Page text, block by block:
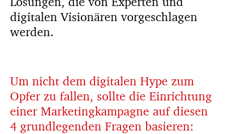
digitalen Visionären vorgeschlagen
werden.
Um nicht dem digitalen Hype zum
Opfer zu fallen, sollte die Einrichtung
einer Marketingkampagne auf diesen
4 grundlegenden Fragen basieren: